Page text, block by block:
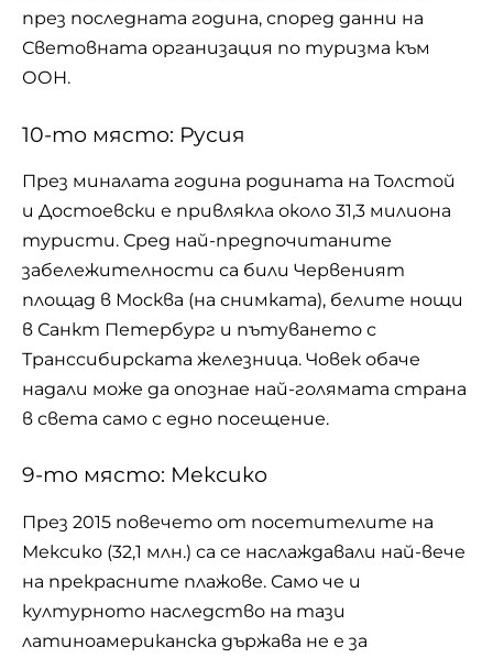
през последната година, според данни на
Световната организация по туризма към
ООН.
10-то място: Русия
През миналата година родината на Толстой
и Достоевски е привлякла около 31,3 милиона
туристи. Сред най-предпочитаните
забележителности са били Червеният
площад в Москва (на снимката), белите нощи
в Санкт Петербург и пътуването с
Транссибирската железница. Човек обаче
надали може да опознае най-голямата страна
в света само с едно посещение.
9-то място: Мексико
През 2015 повечето от посетителите на
Мексико (32,1 млн.) са се наслаждавали най-вече
на прекрасните плажове. Само че и
културното наследство на тази
латиноамериканска държава не е за